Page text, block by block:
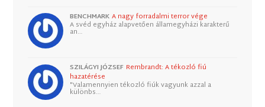
BENCHMARK A nagy forradalmi terror vége
A svéd egyház alapvetően államegyházi karakterű
an…
SZILÁGYI JÓZSEF Rembrandt: A tékozló fiú
hazatérése
"Valamennyien tékozló fiúk vagyunk azzal a
különbs…